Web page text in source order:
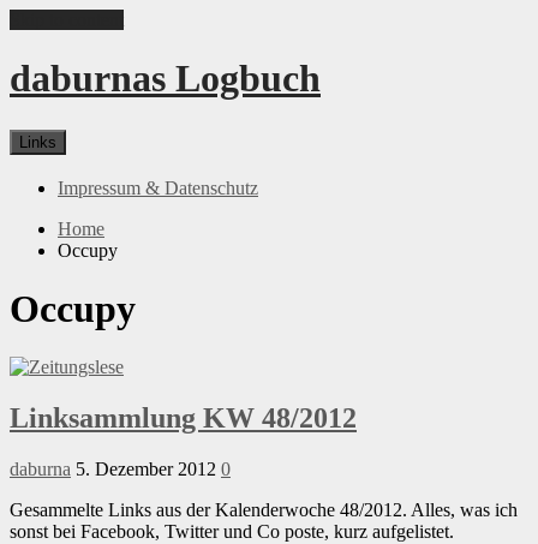
daburnas Logbuch
Links
Impressum & Datenschutz
Home
Occupy
Occupy
Linksammlung KW 48/2012
daburna 5. Dezember 2012 0
Gesammelte Links aus der Kalenderwoche 48/2012. Alles, was ich
sonst bei Facebook, Twitter und Co poste, kurz aufgelistet.